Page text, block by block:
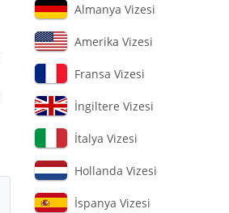
Almanya Vizesi
Amerika Vizesi
Fransa Vizesi
İngiltere Vizesi
İtalya Vizesi
Hollanda Vizesi
İspanya Vizesi